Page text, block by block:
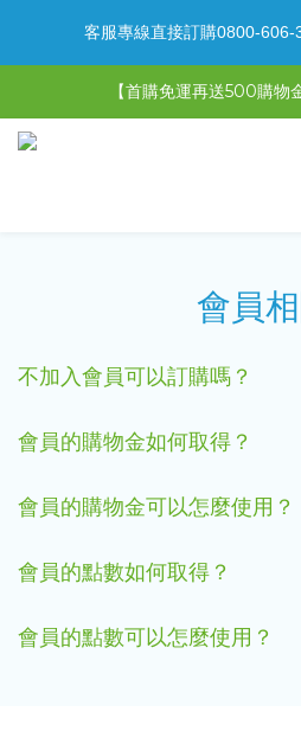
【限時特惠】全館滿
【限時特惠】超值5選3，
【首購免運再送500購物
會員
不加入會員可以訂購嗎？
會員的購物金如何取得？
會員的購物金可以怎麼使用？
會員的點數如何取得？
會員的點數可以怎麼使用？
客服專線直接訂購0800-606-